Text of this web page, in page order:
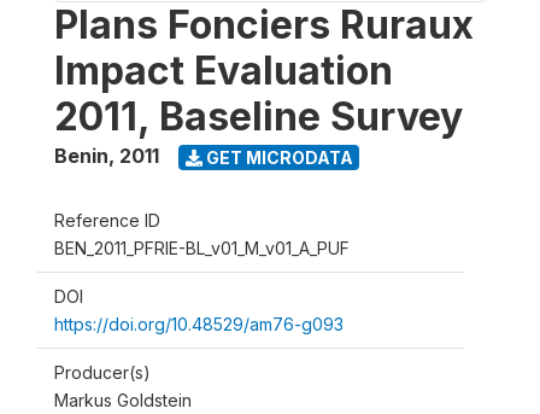
Plans Fonciers Ruraux
Impact Evaluation
2011, Baseline Survey
Benin, 2011 GET MICRODATA
Reference ID
BEN_2011_PFRIE-BL_v01_M_v01_A_PUF
DOI
https://doi.org/10.48529/am76-g093
Producer(s)
Markus Goldstein